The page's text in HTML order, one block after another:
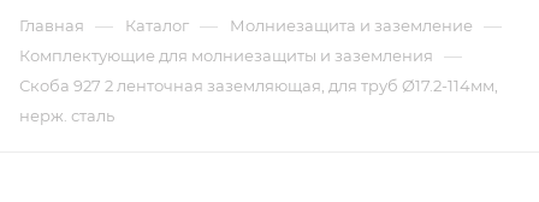
Главная — Каталог — Молниезащита и заземление —
Комплектующие для молниезащиты и заземления —
Скоба 927 2 ленточная заземляющая, для труб Ø17.2-114мм,
нерж. сталь